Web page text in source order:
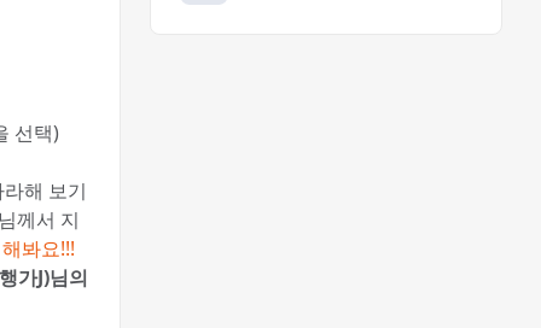
선택)
해 보기
께서 지
봐요!!!
가J)님의